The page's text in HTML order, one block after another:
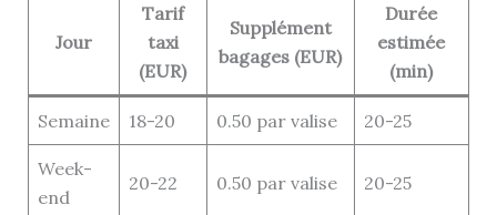
Jour
Tarif
taxi
(EUR)
Supplément
bagages (EUR)
Durée
estimée
(min)
Semaine 18-20 0.50 par valise 20-25
Week-
end
20-22 0.50 par valise 20-25